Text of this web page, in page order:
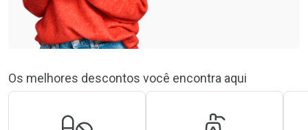
Os melhores descontos você encontra aqui